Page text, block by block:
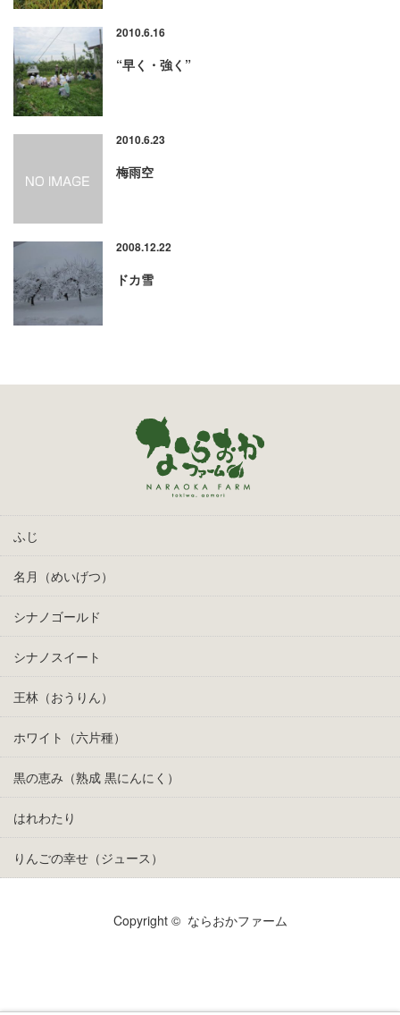
2010.6.16
“早く・強く”
2010.6.23
梅雨空
2008.12.22
ドカ雪
ふじ
名月（めいげつ）
シナノゴールド
シナノスイート
王林（おうりん）
ホワイト（六片種）
黒の恵み（熟成 黒にんにく）
はれわたり
りんごの幸せ（ジュース）
Copyright © ならおかファーム